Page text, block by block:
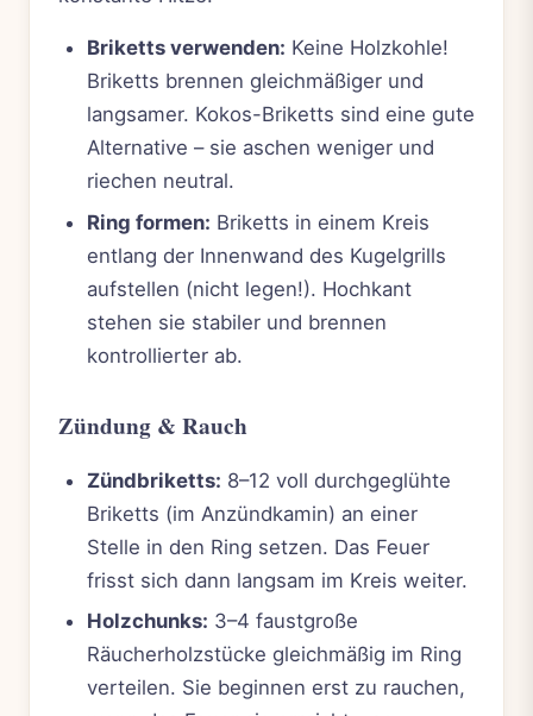
Briketts verwenden: Keine Holzkohle!
Briketts brennen gleichmäßiger und
langsamer. Kokos-Briketts sind eine gute
Alternative – sie aschen weniger und
riechen neutral.
Ring formen: Briketts in einem Kreis
entlang der Innenwand des Kugelgrills
aufstellen (nicht legen!). Hochkant
stehen sie stabiler und brennen
kontrollierter ab.
Zündung & Rauch
Zündbriketts: 8–12 voll durchgeglühte
Briketts (im Anzündkamin) an einer
Stelle in den Ring setzen. Das Feuer
frisst sich dann langsam im Kreis weiter.
Holzchunks: 3–4 faustgroße
Räucherholzstücke gleichmäßig im Ring
verteilen. Sie beginnen erst zu rauchen,